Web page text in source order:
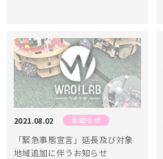
2021.08.02 お知らせ
「緊急事態宣言」延長及び対象
地域追加に伴うお知らせ